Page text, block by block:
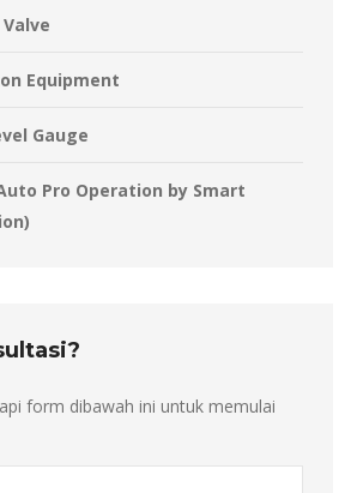
Equipment
Gauge
Pro Operation by Smart
form dibawah ini untuk memulai